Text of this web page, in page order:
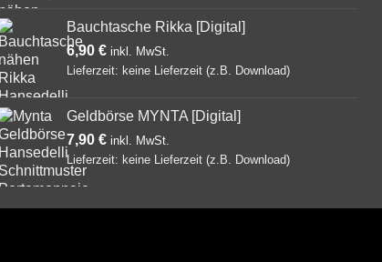
Bauchtasche Rikka [Digital]
6,90€
Lieferzeit: keine Lieferzeit (z.B. Download)
Geldbörse MYNTA [Digital]
7,90€
Lieferzeit: keine Lieferzeit (z.B. Download)